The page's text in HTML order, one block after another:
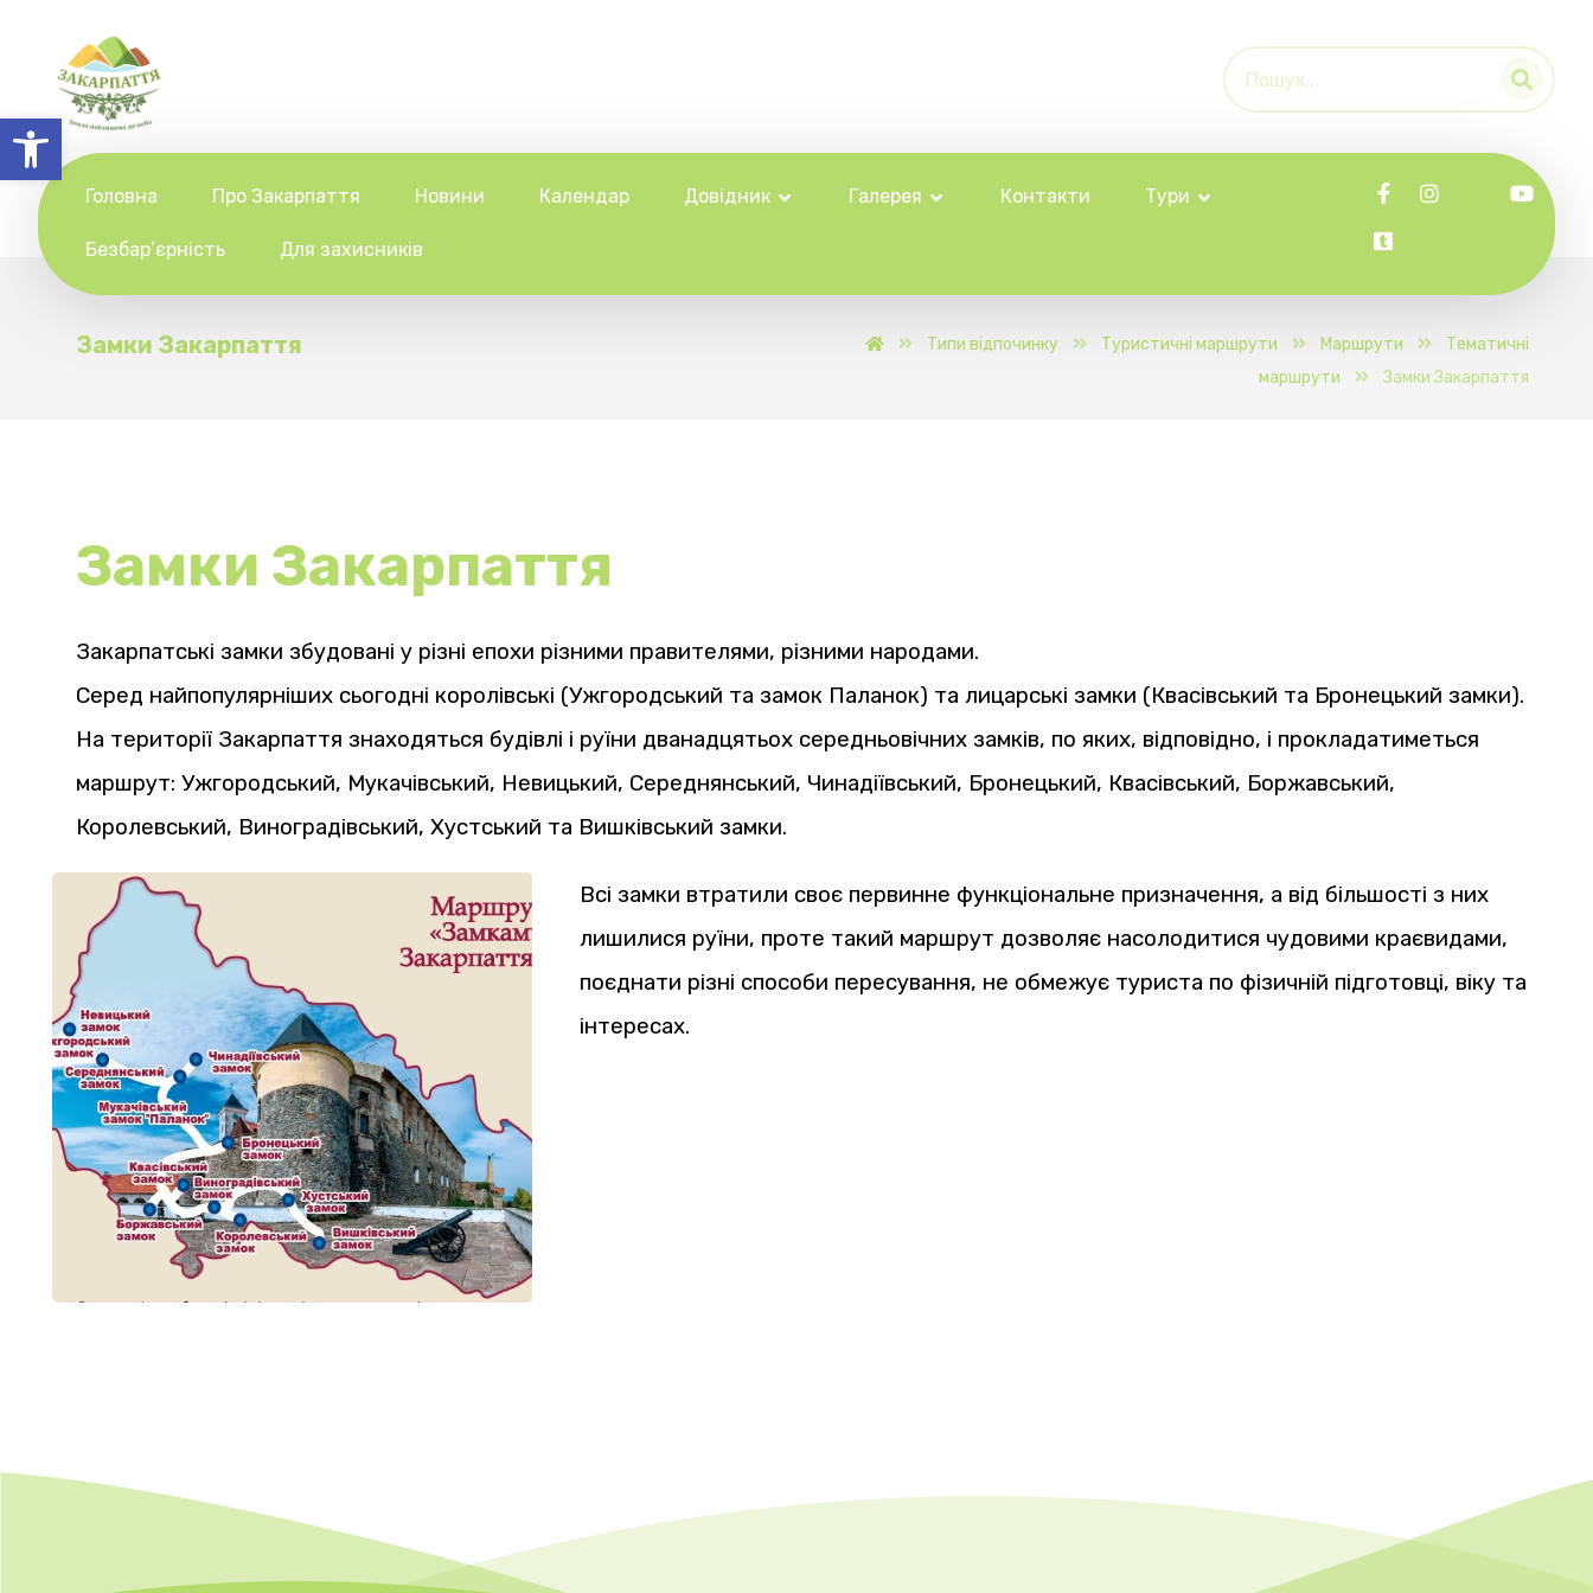
Відкрити Панель інструментів
Головна Про Закарпаття Новини Календар Довідник Галерея Контакти Тури
Безбар’єрність Для захисників
Замки Закарпаття Типи відпочинку Туристичні маршрути Маршрути
Тематичні
маршрути
Замки Закарпаття
Замки Закарпаття
Закарпатські замки збудовані у різні епохи різними правителями, різними народами.
Серед найпопулярніших сьогодні королівські (Ужгородський та замок Паланок) та лицарські замки (Квасівський та Бронецький замки).
На території Закарпаття знаходяться будівлі і руїни дванадцятьох середньовічних замків, по яких, відповідно, і прокладатиметься
маршрут: Ужгородський, Мукачівський, Невицький, Середнянський, Чинадіївський, Бронецький, Квасівський, Боржавський,
Королевський, Виноградівський, Хустський та Вишківський замки.
Всі замки втратили своє первинне функціональне призначення, а від більшості з них
лишилися руїни, проте такий маршрут дозволяє насолодитися чудовими краєвидами,
поєднати різні способи пересування, не обмежує туриста по фізичній підготовці, віку та
інтересах.